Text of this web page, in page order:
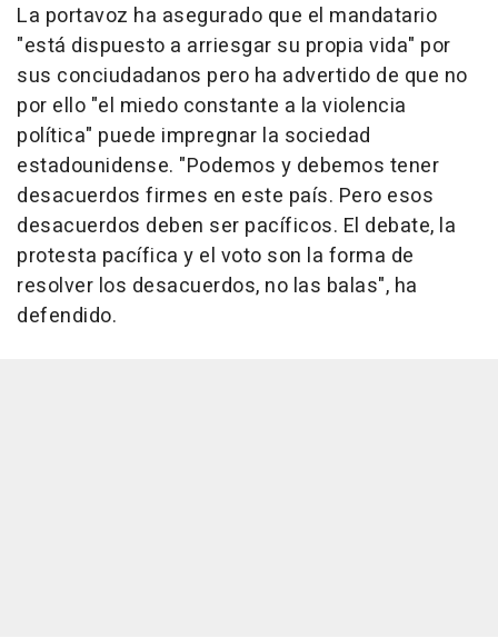
La portavoz ha asegurado que el mandatario
"está dispuesto a arriesgar su propia vida" por
sus conciudadanos pero ha advertido de que no
por ello "el miedo constante a la violencia
política" puede impregnar la sociedad
estadounidense. "Podemos y debemos tener
desacuerdos firmes en este país. Pero esos
desacuerdos deben ser pacíficos. El debate, la
protesta pacífica y el voto son la forma de
resolver los desacuerdos, no las balas", ha
defendido.